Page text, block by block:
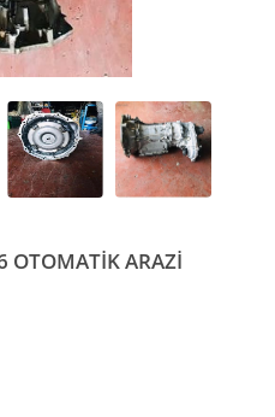
OTOMATİK ARAZİ